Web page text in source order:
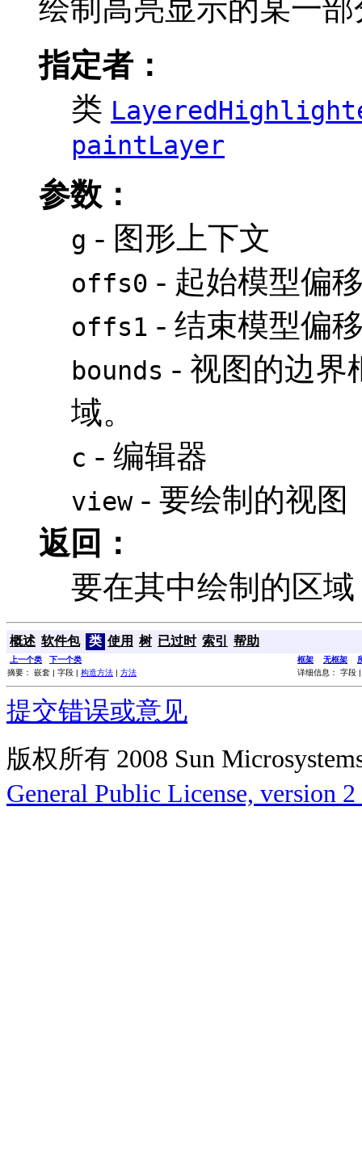
绘制高亮显示的某一部
指定者：
类
paintLayer
参数：
g - 图形上下文
offs0 - 起始模型偏
offs1 - 结束模型偏
bounds - 视图的边界
域。
c - 编辑器
view- 要绘制的视图
返回：
要在其中绘制的区域
概述 软件包 类 使用 树 已过时 索引 帮助
上一个类 下一个类 框架 无框架
摘要： 嵌套 | 字段 | 构造方法 | 方法 详细信息： 字段
提交错误或意见
版权所有 2008 Sun
General Public License, version